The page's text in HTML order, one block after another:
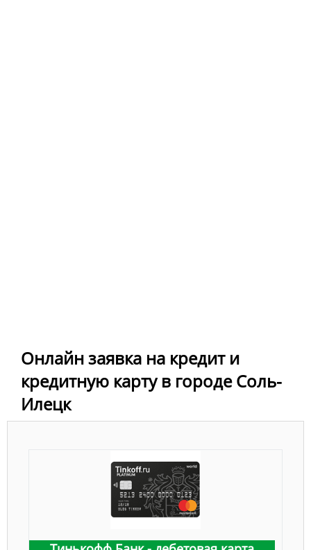
Онлайн заявка на кредит и
кредитную карту в городе Соль-
Илецк